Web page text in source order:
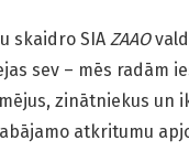
skaidro SIA ZAAO
sev – mēs radām
zinātniekus un
atkritumu